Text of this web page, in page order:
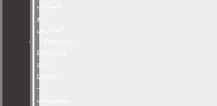
المكاتب
و
المدارس
Products
and
Lights
–
مستلزمات